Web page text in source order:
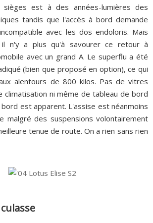
sièges est à des années-lumières des
tandis que l'accès à bord demande
avec les dos endoloris. Mais
n'y a plus qu'à savourer ce retour à
avec un grand A. Le superflu a été
(bien que proposé en option), ce qui
alentours de 800 kilos. Pas de vitres
climatisation ni même de tableau de bord
est apparent. L'assise est néanmoins
malgré des suspensions volontairement
tenue de route. On a rien sans rien